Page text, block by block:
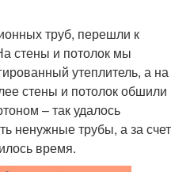
полкой
Потайные комнаты
труб, перешли к
стены и потолок мы
утеплитель, а на
стены и потолок обшили
– так удалось
ненужные трубы, а за счет
время.